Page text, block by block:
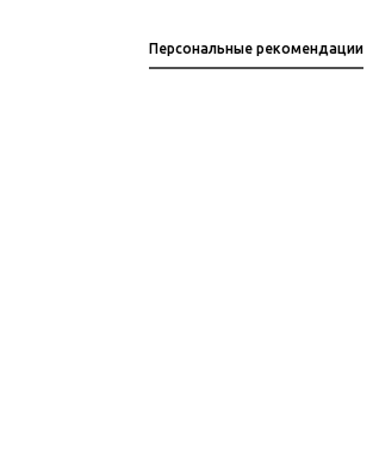
Персональные рекомендации